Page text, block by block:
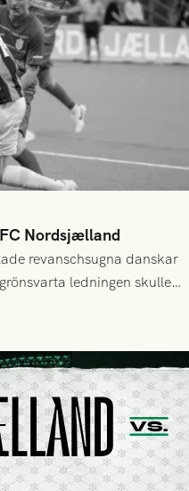
Nordsjælland
revanschsugna danskar
ledningen skulle
På lika mark visade
tog slut.